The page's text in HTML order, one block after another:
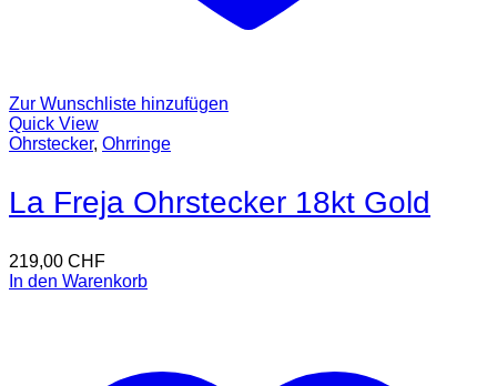
Zur Wunschliste hinzufügen
Quick View
Ohrstecker, Ohrringe
La Freja Ohrstecker 18kt Gold
219,00 CHF
In den Warenkorb